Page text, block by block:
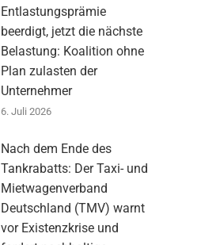
Entlastungsprämie
beerdigt, jetzt die nächste
Belastung: Koalition ohne
Plan zulasten der
Unternehmer
6. Juli 2026
Nach dem Ende des
Tankrabatts: Der Taxi- und
Mietwagenverband
Deutschland (TMV) warnt
vor Existenzkrise und